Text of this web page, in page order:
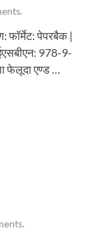
फॉर्मेट: पेपरबैक |
978-9-
फेलूदा एण्ड …